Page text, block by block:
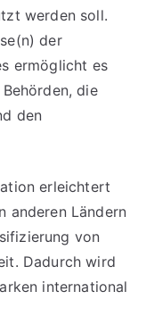
werden soll.
der
ermöglicht es
die
den
erleichtert
anderen Ländern
von
Dadurch wird
international